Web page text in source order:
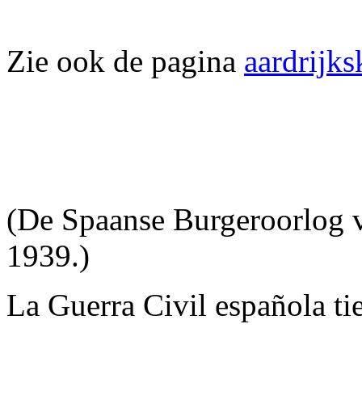
Zie ook de pagina
(De Spaanse Burgeroorlog
1939.)
La Guerra Civil española